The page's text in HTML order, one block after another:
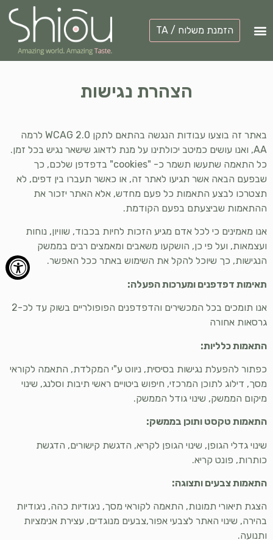
הזמנת משלוח / TA
הצהרת נגישות
באתר זה בוצעו עבודות הנגשה בהתאם לתקן WCAG 2.0 לרמה
AA, ואנו עושים כמיטב יכולתינו על מנת לדאוג שישאר נגיש בכל זמן.
כל התאמה שתעשו תשמר כ- "cookies" בדפדפן שלכם, כך
שבפעם הבאה אשר תגיעו לאתר זה, או כאשר תעברו בין דפים, לא
תצטרכו לבצע התאמות כל פעם מחדש, אלא האתר יזכור את
ההתאמות שביצעתם בפעם הקודמת.
אנו מאמינים כי לכל אדם מגיע הזכות לחיות בכבוד, שוויון, נוחות
ועצמאות, ועל פי כן, הושקעו משאבים ומאמצים רבים בממשק
הנגישות, כך שיוכל להקל את השימוש באתר ככל האפשר.
תאימות דפדפנים ומערכות הפעלה:
אנו תומכים בכל המכשירים והדפדפנים הפופולריים בשוק עד לכ-2
גרסאות אחורה
התאמות כלליות:
כפתור להפעלת נגישות בסיסית, ניווט ע"י המקלדת, התאמה לקוראי
מסך, דילוג לתוכן המרכזי, חיפוש ביטויים ראשי תיבות וסלנג, שינוי
מיקום הממשק, שינוי גודל הממשק.
התאמות טקסט ותוכן בממשק:
שינוי גדלי הגופן, שינוי הגופן לקריא, הדגשת קישורים, הדגשת
כותרות, פונט קריא.
התאמות צבעים ותצוגה:
הצגת תיאורי תמונות, התאמה לקוראי מסך, ניגודיות כהה, ניגודיות
בהירה, שינוי האתר לצבעי אפור,צבעים מנוגדים, עצירת אנימציות
ותנועה.